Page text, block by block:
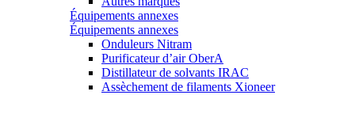
Équipements annexes
Équipements annexes
Onduleurs Nitram
Purificateur d’air OberA
Distillateur de solvants IRAC
Assèchement de filaments Xioneer